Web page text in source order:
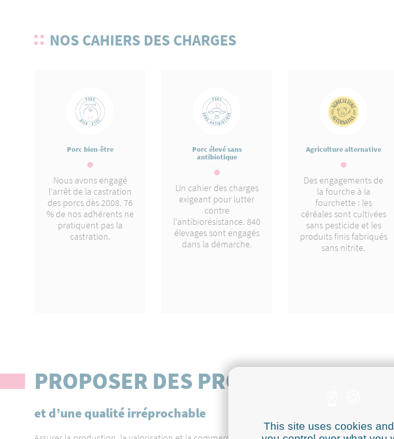
NOS CAHIERS DES CHARGES
Porc bien-être
Nous avons engagé
l'arrêt de la castration
des porcs dès 2008. 76
% de nos adhérents ne
pratiquent pas la
castration.
Porc élevé sans
antibiotique
Un cahier des charges
exigeant pour lutter
contre
l'antibiorésistance. 840
élevages sont engagés
dans la démarche.
Agriculture alternative
Des engagements de
la fourche à la
fourchette : les
céréales sont cultivées
sans pesticide et les
produits finis fabriqués
sans nitrite.
PROPOSER DES PRODUITS SÛRS,
et d’une qualité irréprochable
This site uses cookies